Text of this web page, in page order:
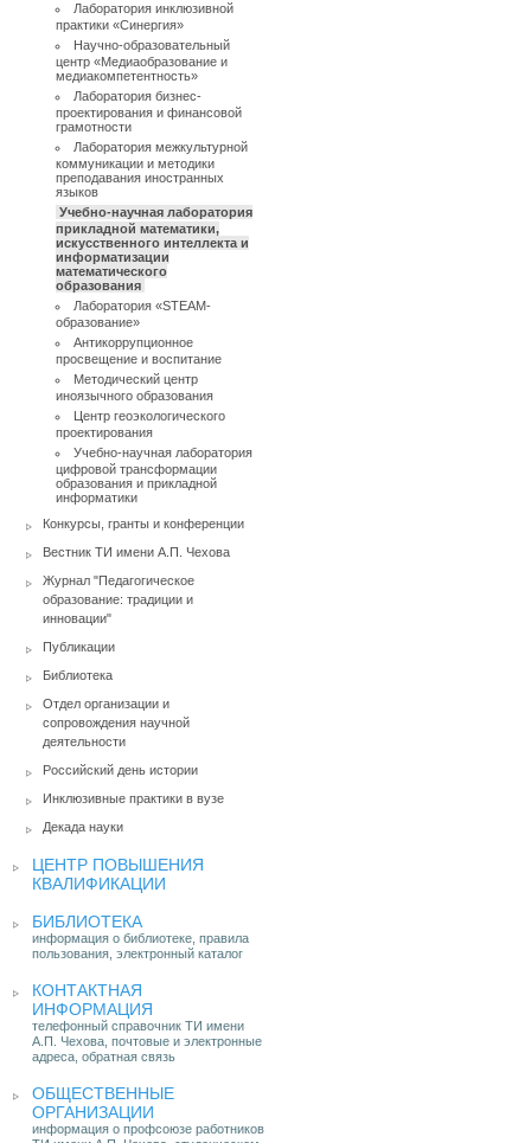
Лаборатория инклюзивной
практики «Синергия»
Научно-образовательный
центр «Медиаобразование и
медиакомпетентность»
Лаборатория бизнес-
проектирования и финансовой
грамотности
Лаборатория межкультурной
коммуникации и методики
преподавания иностранных
языков
Учебно-научная лаборатория
прикладной математики,
искусственного интеллекта и
информатизации
математического
образования
Лаборатория «STEAM-
образование»
Антикоррупционное
просвещение и воспитание
Методический центр
иноязычного образования
Центр геоэкологического
проектирования
Учебно-научная лаборатория
цифровой трансформации
образования и прикладной
информатики
Конкурсы, гранты и конференции
Вестник ТИ имени А.П. Чехова
Журнал "Педагогическое
образование: традиции и
инновации"
Публикации
Библиотека
Отдел организации и
сопровождения научной
деятельности
Российский день истории
Инклюзивные практики в вузе
Декада науки
ЦЕНТР ПОВЫШЕНИЯ
КВАЛИФИКАЦИИ
БИБЛИОТЕКА
информация о библиотеке, правила
пользования, электронный каталог
КОНТАКТНАЯ
ИНФОРМАЦИЯ
телефонный справочник ТИ имени
А.П. Чехова, почтовые и электронные
адреса, обратная связь
ОБЩЕСТВЕННЫЕ
ОРГАНИЗАЦИИ
информация о профсоюзе работников